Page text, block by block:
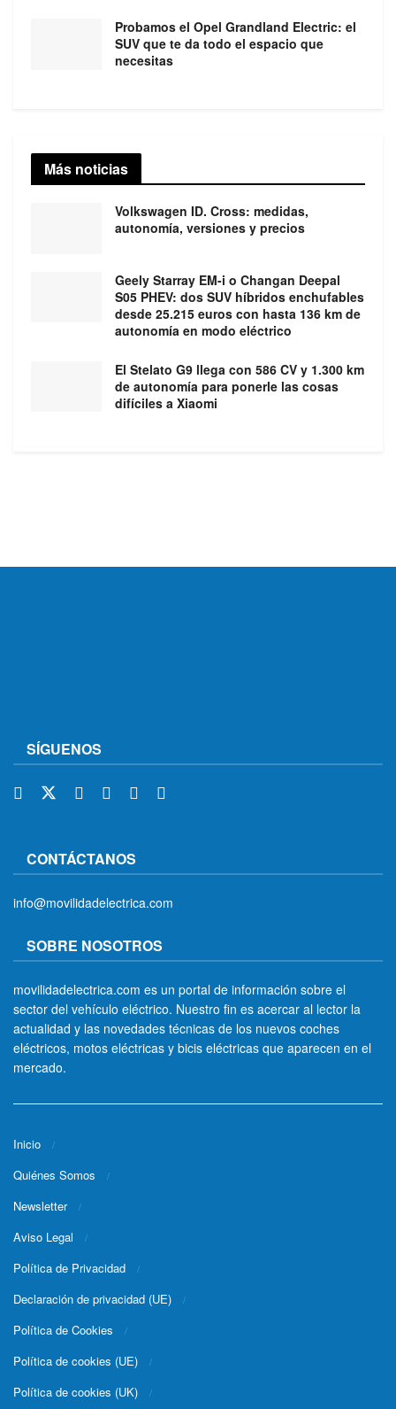
Probamos el Opel Grandland Electric: el
SUV que te da todo el espacio que
necesitas
Más noticias
Volkswagen ID. Cross: medidas,
autonomía, versiones y precios
Geely Starray EM-i o Changan Deepal
S05 PHEV: dos SUV híbridos enchufables
desde 25.215 euros con hasta 136 km de
autonomía en modo eléctrico
El Stelato G9 llega con 586 CV y 1.300 km
de autonomía para ponerle las cosas
difíciles a Xiaomi
SÍGUENOS
CONTÁCTANOS
info@movilidadelectrica.com
SOBRE NOSOTROS
movilidadelectrica.com es un portal de información sobre el
sector del vehículo eléctrico. Nuestro fin es acercar al lector la
actualidad y las novedades técnicas de los nuevos coches
eléctricos, motos eléctricas y bicis eléctricas que aparecen en el
mercado.
Inicio
Quiénes Somos
Newsletter
Aviso Legal
Política de Privacidad
Declaración de privacidad (UE)
Política de Cookies
Política de cookies (UE)
Política de cookies (UK)